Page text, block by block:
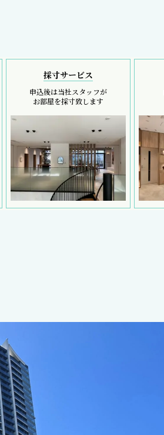
採寸サービス
申込後は当社スタッフが
お部屋を採寸致します